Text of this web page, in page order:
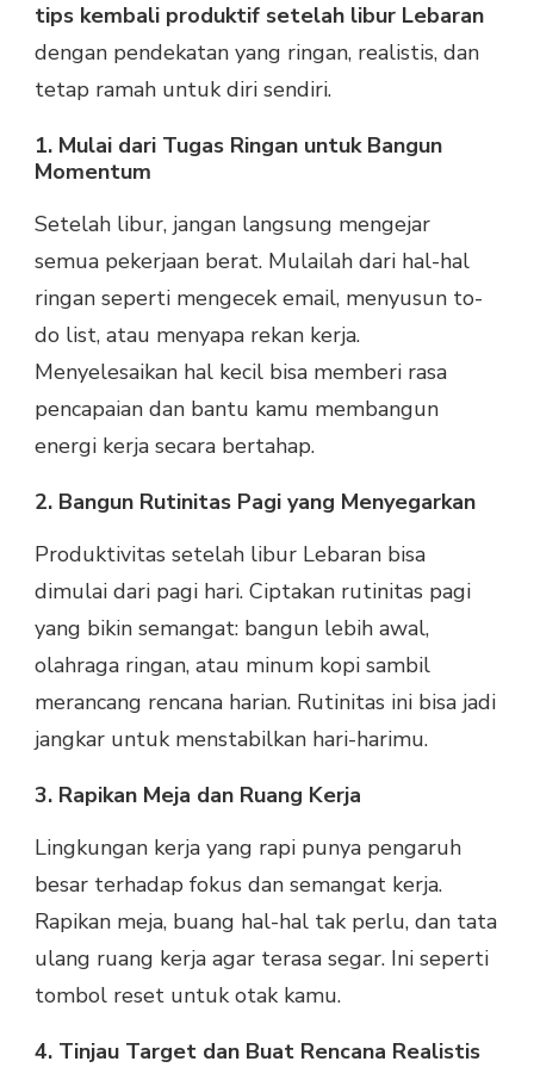
tips kembali produktif setelah libur Lebaran
dengan pendekatan yang ringan, realistis, dan
tetap ramah untuk diri sendiri.
1. Mulai dari Tugas Ringan untuk Bangun
Momentum
Setelah libur, jangan langsung mengejar
semua pekerjaan berat. Mulailah dari hal-hal
ringan seperti mengecek email, menyusun to-
do list, atau menyapa rekan kerja.
Menyelesaikan hal kecil bisa memberi rasa
pencapaian dan bantu kamu membangun
energi kerja secara bertahap.
2. Bangun Rutinitas Pagi yang Menyegarkan
Produktivitas setelah libur Lebaran bisa
dimulai dari pagi hari. Ciptakan rutinitas pagi
yang bikin semangat: bangun lebih awal,
olahraga ringan, atau minum kopi sambil
merancang rencana harian. Rutinitas ini bisa jadi
jangkar untuk menstabilkan hari-harimu.
3. Rapikan Meja dan Ruang Kerja
Lingkungan kerja yang rapi punya pengaruh
besar terhadap fokus dan semangat kerja.
Rapikan meja, buang hal-hal tak perlu, dan tata
ulang ruang kerja agar terasa segar. Ini seperti
tombol reset untuk otak kamu.
4. Tinjau Target dan Buat Rencana Realistis